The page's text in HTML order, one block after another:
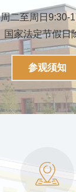
周二至周日9:30-
国家法定节假日
参观须知